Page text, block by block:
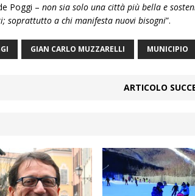
Poggi – non sia solo una città più bella e
soprattutto a chi manifesta nuovi bisogni”.
GIAN CARLO MUZZARELLI MUNICIPIO
ARTICOLO